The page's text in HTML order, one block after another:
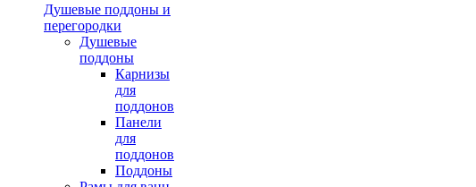
Душевые поддоны и
перегородки
Душевые
поддоны
Карнизы
для
поддонов
Панели
для
поддонов
Поддоны